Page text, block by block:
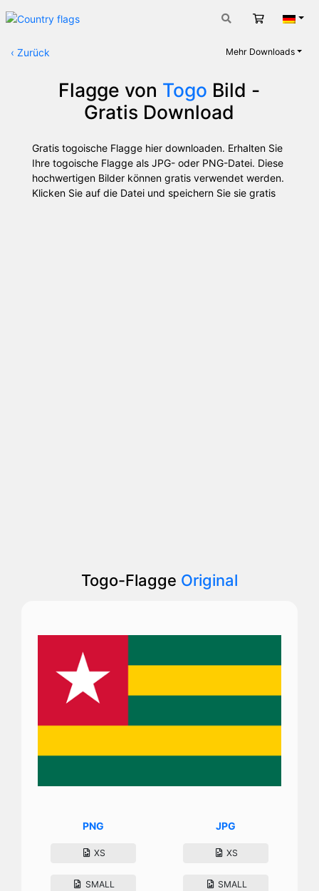
Warenkorb
‹ Zurück Mehr Downloads
Flagge von Togo Bild -
Gratis Download
Gratis togoische Flagge hier downloaden. Erhalten Sie
Ihre togoische Flagge als JPG- oder PNG-Datei. Diese
hochwertigen Bilder können gratis verwendet werden.
Klicken Sie auf die Datei und speichern Sie sie gratis
Togo-Flagge Original
PNG
XS
SMALL
JPG
XS
SMALL